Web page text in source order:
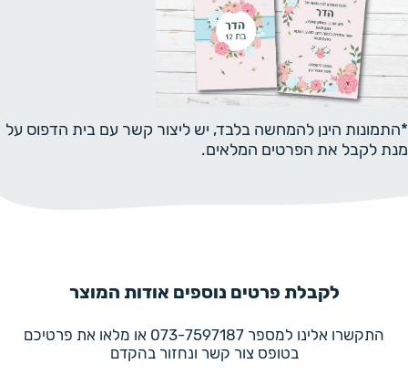
*התמונות הינן להמחשה בלבד, יש ליצור קשר עם בית הדפוס על
מנת לקבל את הפרטים המלאים.
לקבלת פרטים נוספים אודות המוצר
התקשרו אלינו למספר 073-7597187 או מלאו את פרטיכם
בטופס צור קשר ונחזור בהקדם